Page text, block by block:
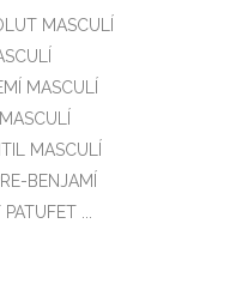
MASCULÍ
MASCULÍ
MASCULÍ
BENJAMÍ
...